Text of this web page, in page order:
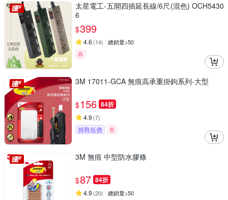
太星電工-五開四插延長線/6尺(混色) OCH5430
6
$399
4.6 (14) 總銷量>50
券
3M 17011-GCA 無痕高承重掛鉤系列-大型
$156 84折
4.9 (7)
挑戰低價 券
3M 無痕 中型防水膠條
$87 84折
4.9 (20) 總銷量>50